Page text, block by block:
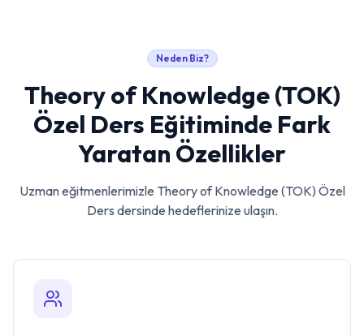
Neden Biz?
Theory of Knowledge (TOK)
Özel Ders Eğitiminde Fark
Yaratan Özellikler
Uzman eğitmenlerimizle Theory of Knowledge (TOK) Özel
Ders dersinde hedeflerinize ulaşın.